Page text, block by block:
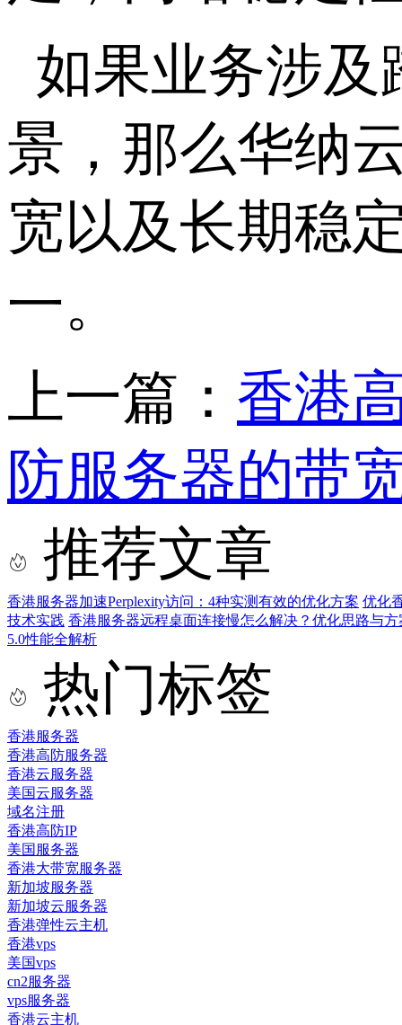
如果业务涉及
景，那么华纳
宽以及长期稳
一。
上一篇： 香港
防服务器的带
推荐文章
香港服务器加速Perplexity访问：4种实测有效的优化方案 优化
技术实践 香港服务器远程桌面连接慢怎么解决？优化思路与方
5.0性能全解析
热门标签
香港服务器
香港高防服务器
香港云服务器
美国云服务器
域名注册
香港高防IP
美国服务器
香港大带宽服务器
新加坡服务器
新加坡云服务器
香港弹性云主机
香港vps
美国vps
cn2服务器
vps服务器
香港云主机